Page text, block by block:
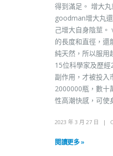
得到滿足。 增大
goodman增大丸
己增大自身陰莖
的長度和直徑，還
純天然，所以服用
15位科學家及歷
副作用，才被投入
2000000瓶，數十
性高潮快感，可使
2023 年 3 月 27 日
閱讀更多 »